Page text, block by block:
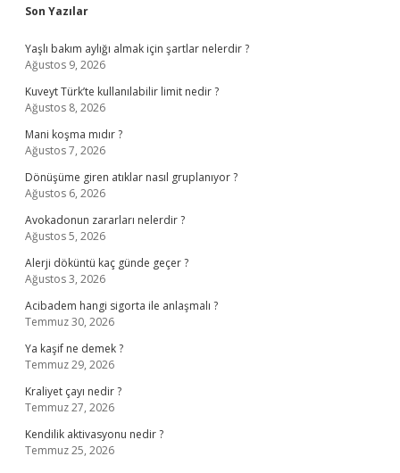
Sidebar
Son Yazılar
Yaşlı bakım aylığı almak için şartlar nelerdir ?
Ağustos 9, 2026
Kuveyt Türk’te kullanılabilir limit nedir ?
Ağustos 8, 2026
Mani koşma mıdır ?
Ağustos 7, 2026
Dönüşüme giren atıklar nasıl gruplanıyor ?
Ağustos 6, 2026
Avokadonun zararları nelerdir ?
Ağustos 5, 2026
Alerji döküntü kaç günde geçer ?
Ağustos 3, 2026
Acibadem hangi sigorta ile anlaşmalı ?
Temmuz 30, 2026
Ya kaşif ne demek ?
Temmuz 29, 2026
Kraliyet çayı nedir ?
Temmuz 27, 2026
Kendilik aktivasyonu nedir ?
Temmuz 25, 2026